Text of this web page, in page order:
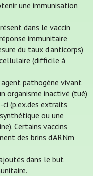
une immunisation
dans le vaccin
immunitaire
du taux d'anticorps)
(difficile à
pathogène vivant
organisme inactivé (tué)
(p.ex.des extraits
ou une
Certains vaccins
des brins d’ARNm
dans le but